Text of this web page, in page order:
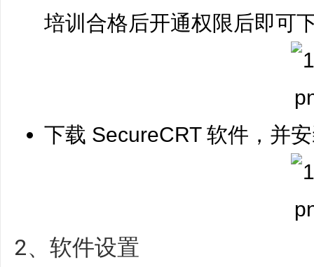
培训合格后开通权限后即可
下载 SecureCRT 软件，并
2、软件设置